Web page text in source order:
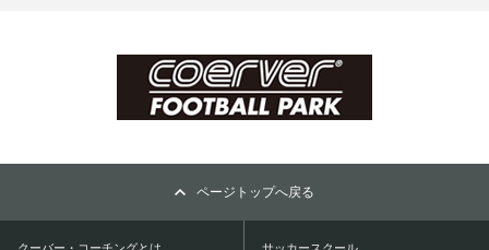
ページトップへ戻る